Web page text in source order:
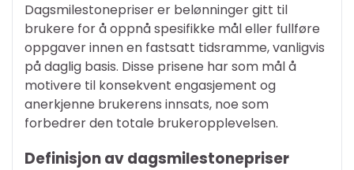
Dagsmilestonepriser er belønninger gitt til
brukere for å oppnå spesifikke mål eller fullføre
oppgaver innen en fastsatt tidsramme, vanligvis
på daglig basis. Disse prisene har som mål å
motivere til konsekvent engasjement og
anerkjenne brukerens innsats, noe som
forbedrer den totale brukeropplevelsen.
Definisjon av dagsmilestonepriser